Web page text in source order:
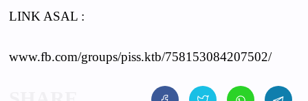
LINK ASAL :
www.fb.com/groups/piss.ktb/758153084207502/